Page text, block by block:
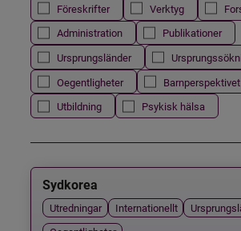
Föreskrifter
Verktyg
Administration
Publikationer
Ursprungsländer
Oegentligheter
Barnperspektivet
Utbildning
Psykisk hälsa
Sydkorea
Utredningar Internationellt